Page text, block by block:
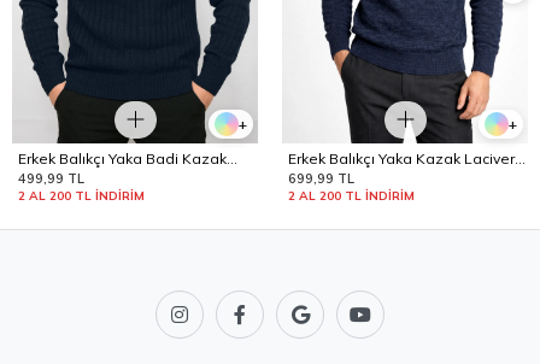
+
Erkek Balıkçı Yaka Badi Kazak
Edw442
499,99 TL
2 AL 200 TL İNDİRİM
+
Erkek Balıkçı Yaka Kazak Lacivert
Edw441
699,99 TL
2 AL 200 TL İNDİRİM